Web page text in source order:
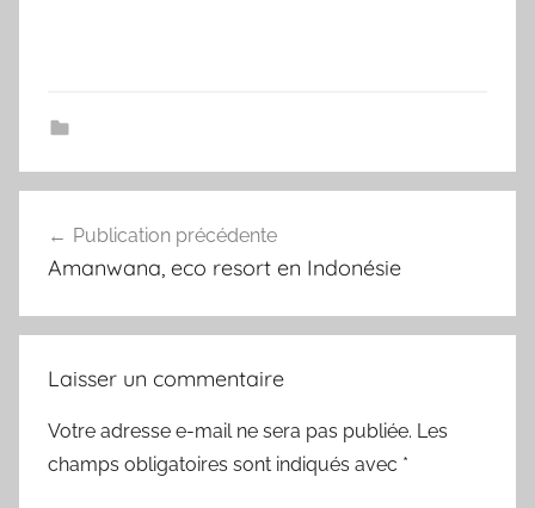
de
Publication précédente
Amanwana, eco resort en Indonésie
Laisser un commentaire
Votre adresse e-mail ne sera pas publiée. Les
champs obligatoires sont indiqués avec *